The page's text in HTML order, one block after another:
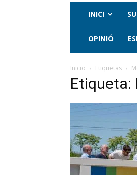
INICI
OPINIÓ
Inicio Etiquetas
Etiqueta: